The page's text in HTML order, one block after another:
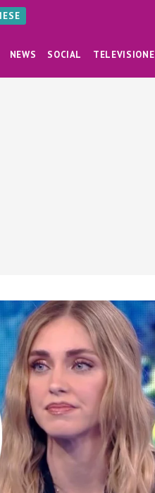
NEWS SOCIAL TELEVISIONE